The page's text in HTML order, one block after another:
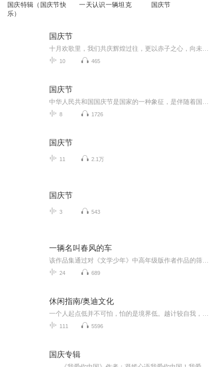
国庆特辑（国庆节快
乐）
一天认识一辆坦克 国庆节
国庆节
10 465
国庆节
8 1726
国庆节
11 2.1万
国庆节
3 543
一辆名叫春风的车
24 689
休闲指南/奥迪文化
111 5596
国庆专辑